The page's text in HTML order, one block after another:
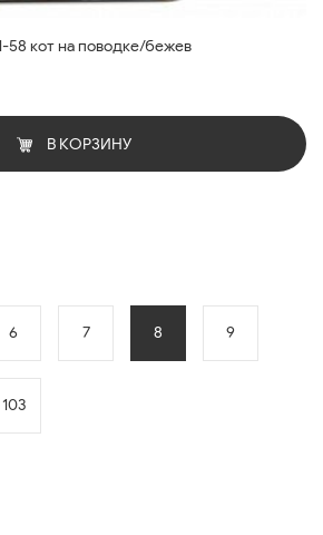
58 кот на поводке/бежев
В КОРЗИНУ
6 7 8 9
103